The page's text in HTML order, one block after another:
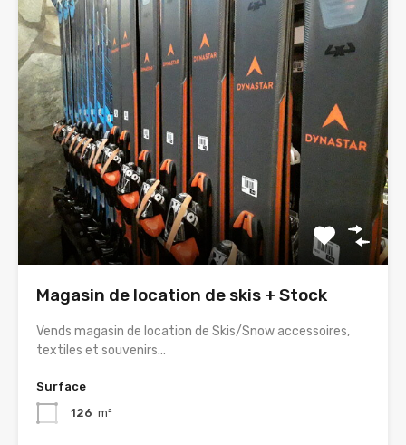
Magasin de location de skis + Stock
Vends magasin de location de Skis/Snow accessoires,
textiles et souvenirs…
Surface
126 m²